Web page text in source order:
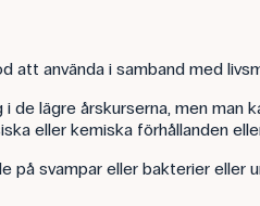
att använda i samband med
lägre årskurserna, men
eller kemiska förhållanden
svampar eller bakterier eller